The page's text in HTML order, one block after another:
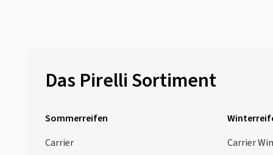
Das Pirelli Sortiment
Sommerreifen
Carrier
Carrier